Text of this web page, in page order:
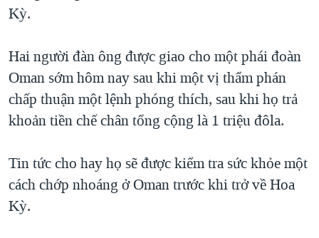
Kỳ.
Hai người đàn ông được giao cho một phái đoàn
Oman sớm hôm nay sau khi một vị thẩm phán
chấp thuận một lệnh phóng thích, sau khi họ trả
khoản tiền chế chân tổng cộng là 1 triệu đôla.
Tin tức cho hay họ sẽ được kiểm tra sức khỏe một
cách chớp nhoáng ở Oman trước khi trở về Hoa
Kỳ.